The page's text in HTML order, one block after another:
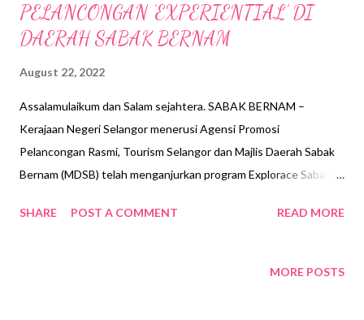
PELANCONGAN ‘EXPERIENTIAL’ DI
DAERAH SABAK BERNAM
August 22, 2022
Assalamulaikum dan Salam sejahtera. SABAK BERNAM –
Kerajaan Negeri Selangor menerusi Agensi Promosi
Pelancongan Rasmi, Tourism Selangor dan Majlis Daerah Sabak
Bernam (MDSB) telah menganjurkan program Explorace Sabak
Dorani, Sabak Bernam . Lebih 100 orang peserta telah menyertai
kesinambungan dari Program Karnival Pelancongan Sabak
SHARE POST A COMMENT READ MORE
MORE POSTS